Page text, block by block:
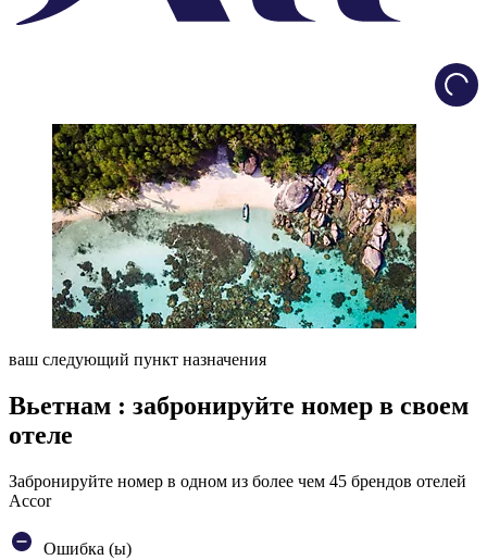
ваш следующий пункт назначения
Вьетнам : забронируйте номер в своем
отеле
Забронируйте номер в одном из более чем 45 брендов отелей
Accor
Ошибка (ы)